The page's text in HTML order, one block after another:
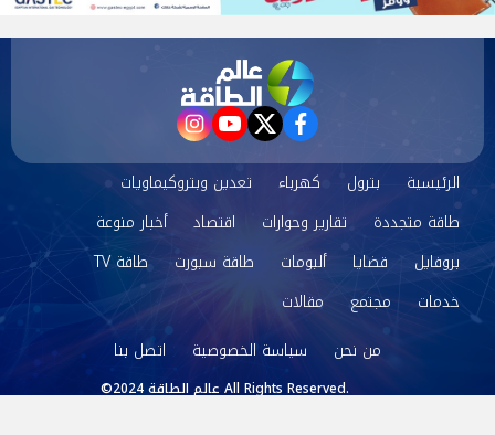
facebook
twitter
youtube
instagram
الرئيسية بترول كهرباء
تعدين وبتروكيماويات
طاقة متجددة
تقارير وحوارات اقتصاد
أخبار منوعة
بروفايل
قضايا ألبومات طاقة سبورت
طاقة TV
خدمات
مجتمع
مقالات
من نحن
سياسة الخصوصية اتصل بنا
©2024 عالم الطاقة All Rights Reserved.